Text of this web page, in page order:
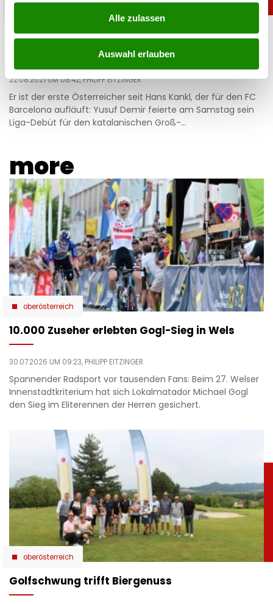
Alle zulassen
Auswahl erlauben
Jüngster seit Messi: Demir mit Pflichtspiel-
Debüt für Barcelona
22.08.2021 UM 08:42,PHILIPP EITZINGER
Er ist der erste Österreicher seit Hans Kankl, der für den FC
Barcelona aufläuft: Yusuf Demir feierte am Samstag sein
Liga-Debüt für den katalanischen Groß-…
more
oberösterreich
10.000 Zuseher erlebten Gogl-Sieg in Wels
30.07.2026 UM 09:23, PHILIPP EITZINGER
Spannender Radsport vor tausenden Fans: Beim 27. Welser
Innenstadtkriterium hat sich Lokalmatador Michael Gogl
den Sieg im Eliterennen der Herren gesichert.
oberösterreich
Golfschwung trifft Biergenuss